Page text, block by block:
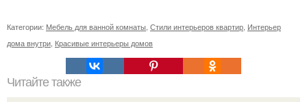
Категории: Мебель для ванной комнаты Стили интерьеров квартир Интерьер
дома внутри Красивые интерьеры домов
Читайте также